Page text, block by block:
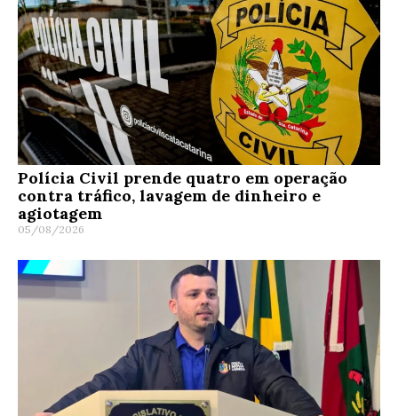
Polícia Civil prende quatro em operação
contra tráfico, lavagem de dinheiro e
agiotagem
05/08/2026